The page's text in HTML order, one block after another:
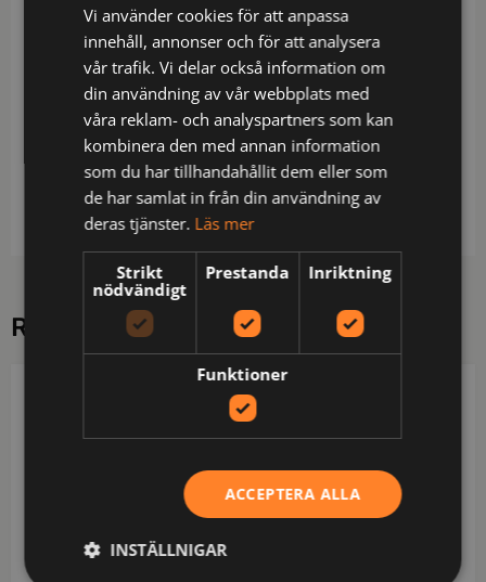
innerfickor. Förlängd rygg och reglerbar i midja och
ärm. Blixtlås med vindslå ut i kragen. Varselmaterial
på oket och reflexer på oket och ärmar.
Material: 100% bomull
Skötsel: Normal maskintvätt vid 40 grader,Blekning
är inte tillåtet,Stryk ej,Ej kemtvätt,Torktumla på låg
temperatur,Använd inte mjukgörande medel
RELATERADE PRODUKTER
Vi använder cookies för att anpassa
innehåll, annonser och för att analysera
vår trafik. Vi delar också information om
din användning av vår webbplats med
våra reklam- och analyspartners som kan
kombinera den med annan information
som du har tillhandahållit dem eller som
de har samlat in från din användning av
deras tjänster. Läs mer
Strikt
nödvändigt
Prestanda Inriktning
Funktioner
ACCEPTERA ALLA
INSTÄLLNIGAR